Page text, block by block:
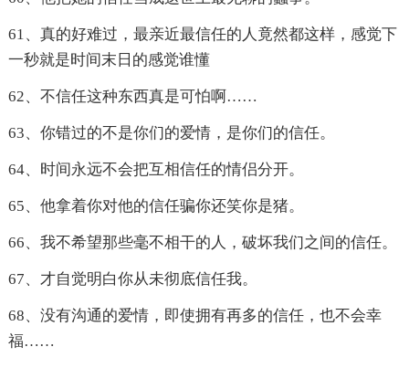
61、真的好难过，最亲近最信任的人竟然都这样，感觉下
一秒就是时间末日的感觉谁懂
62、不信任这种东西真是可怕啊……
63、你错过的不是你们的爱情，是你们的信任。
64、时间永远不会把互相信任的情侣分开。
65、他拿着你对他的信任骗你还笑你是猪。
66、我不希望那些毫不相干的人，破坏我们之间的信任。
67、才自觉明白你从未彻底信任我。
68、没有沟通的爱情，即使拥有再多的信任，也不会幸
福……